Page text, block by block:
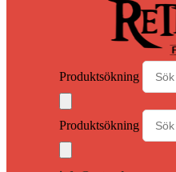
Produktsökning
Produktsökning